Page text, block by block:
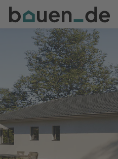
Bauen
Logo
Anmelden